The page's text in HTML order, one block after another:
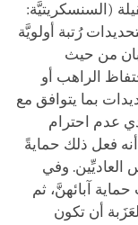
(السنسكريتيَّة:
رُتبة أولويَّة
من حيث
الراهب أو
بما يتوافق مع
عدم احترام
أنه فعل ذلك حمايةً
العاديِّين. وفي
آبائهنَّ، ثم
أن تكون